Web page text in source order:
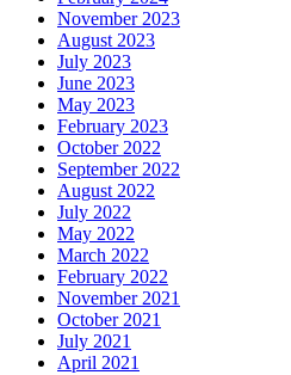
November 2023
August 2023
July 2023
June 2023
May 2023
February 2023
October 2022
September 2022
August 2022
July 2022
May 2022
March 2022
February 2022
November 2021
October 2021
July 2021
April 2021